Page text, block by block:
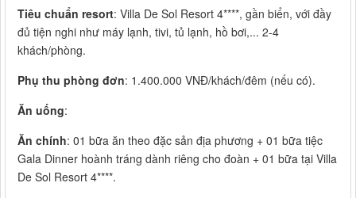
Tiêu chuẩn resort: Villa De Sol Resort 4****, gần biển, với đầy
đủ tiện nghi như máy lạnh, tivi, tủ lạnh, hồ bơi,... 2-4
khách/phòng.
Phụ thu phòng đơn: 1.400.000 VNĐ/khách/đêm (nếu có).
Ăn uống:
Ăn chính: 01 bữa ăn theo đặc sản địa phương + 01 bữa tiệc
Gala Dinner hoành tráng dành riêng cho đoàn + 01 bữa tại Villa
De Sol Resort 4****.